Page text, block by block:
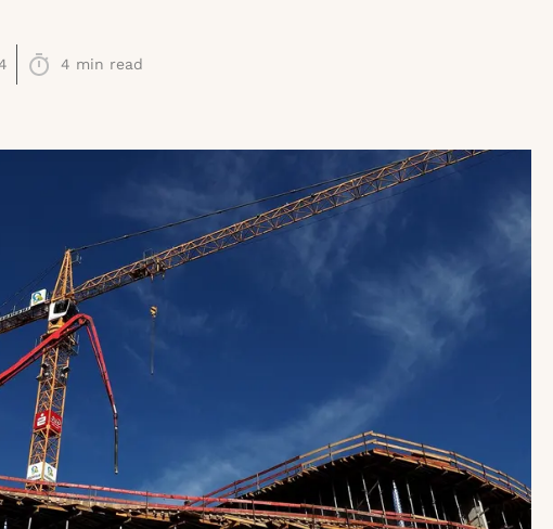
4 min read